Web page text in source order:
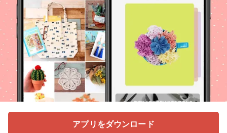
アプリをダウンロード